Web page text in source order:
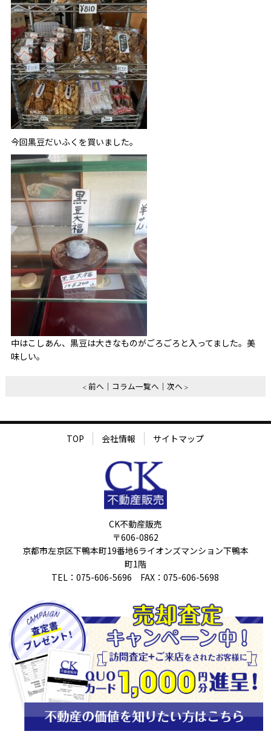
今回黒豆だいふくを買いました。
中はこしあん、黒豆は大きなものがごろごろと入ってました。美
味しい。
前へ コラム一覧へ 次へ
TOP 会社情報 サイトマップ
CK不動産販売
〒606-0862
京都市左京区下鴨本町19番地6ライオンズマンション下鴨本
町1階
TEL：075-606-5696 FAX：075-606-5698